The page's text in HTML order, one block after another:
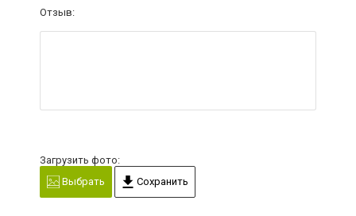
Отзыв:
Загрузить фото:
Выбрать
Сохранить